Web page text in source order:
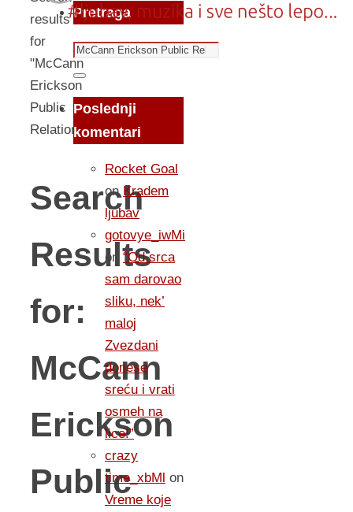
results
for
"McCann
Erickson
Public
Relations"
Search
Results
for:
McCann
Erickson
Public
Pretraga
Search
for:
Search
Poslednji
komentari
Rocket Goal
onKradem
ljubav
gotovye_iwMi
on “Od srca
sam darovao
sliku, nek’
maloj
Zvezdani
donese
sreću i vrati
osmeh na
lice!”
crazy
time_xbMl on
Vreme koje